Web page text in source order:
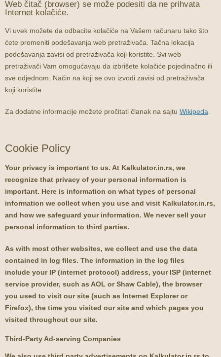
Web čitač (browser) se može podesiti da ne prihvata
Internet kolačiće.
Vi uvek možete da odbacite kolačiće na Vašem računaru tako što
ćete promeniti podešavanja web pretraživača. Tačna lokacija
podešavanja zavisi od pretraživača koji koristite. Svi web
pretraživači Vam omogućavaju da izbrišete kolačiće pojedinačno ili
sve odjednom. Način na koji se ovo izvodi zavisi od pretraživača
koji koristite.
Za dodatne informacije možete pročitati članak na sajtu Wikipeda
Cookie Policy
Your privacy is important to us. At Kalkulator.in.rs, we
recognize that privacy of your personal information is
important. Here is information on what types of personal
information we collect when you use and visit Kalkulator.in.rs,
and how we safeguard your information. We never sell your
personal information to third parties.
As with most other websites, we collect and use the data
contained in log files. The information in the log files
include your IP (internet protocol) address, your ISP (internet
service provider, such as AOL or Shaw Cable), the browser
you used to visit our site (such as Internet Explorer or
Firefox), the time you visited our site and which pages you
visited throughout our site.
Third-Party Ad-serving Companies